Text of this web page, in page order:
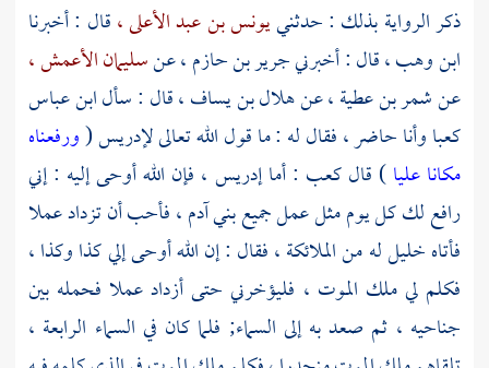
ذكر الرواية بذلك : حدثنييونس بن عبد الأعلى ،قال : أخبرنا
ابن وهب ،قال : أخبرنيجرير بن حازم ،عنسليمان الأعمش ،
عنشمر بن عطية ،عنهلال بن يساف ،قال : سأل ابن عباس
كعباوأنا حاضر ، فقال له : ما قول الله تعالىلإدريس(ورفعناه
مكانا عليا) قالكعب : أماإدريس ، فإن الله أوحى إليه : إني
رافع لك كل يوم مثل عمل جميع بني آدم ، فأحب أن تزداد عملا
فأتاه خليل له من الملائكة ، فقال : إن الله أوحى إلي كذا وكذا ،
فكلم لي ملك الموت ، فليؤخرني حتى أزداد عملا فحمله بين
جناحيه ، ثم صعد به إلى السماء; فلما كان في السماء الرابعة ،